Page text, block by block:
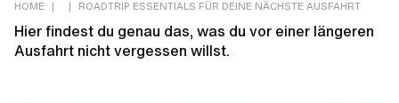
HOME | | ROADTRIP ESSENTIALS FÜR DEINE NÄCHSTE AUSFAHRT
Hier findest du genau das, was du vor einer längeren
Ausfahrt nicht vergessen willst.